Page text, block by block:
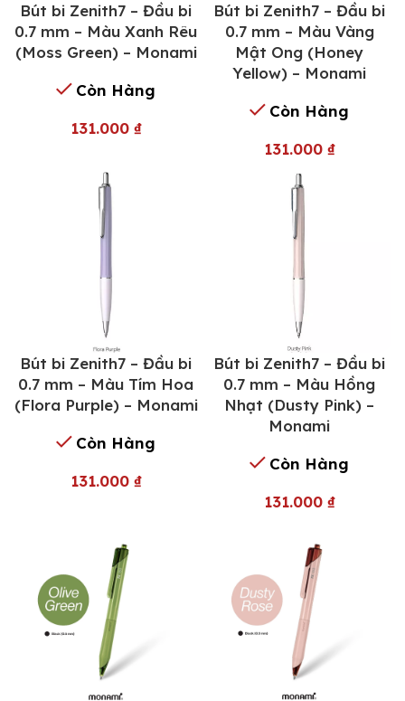
Bút bi Zenith7 – Đầu bi
0.7 mm – Màu Xanh Rêu
(Moss Green) – Monami
Còn Hàng
131.000 ₫
Bút bi Zenith7 – Đầu bi
0.7 mm – Màu Vàng
Mật Ong (Honey
Yellow) – Monami
Còn Hàng
131.000 ₫
Bút bi Zenith7 – Đầu bi
0.7 mm – Màu Tím Hoa
(Flora Purple) – Monami
Còn Hàng
131.000 ₫
Bút bi Zenith7 – Đầu bi
0.7 mm – Màu Hồng
Nhạt (Dusty Pink) –
Monami
Còn Hàng
131.000 ₫